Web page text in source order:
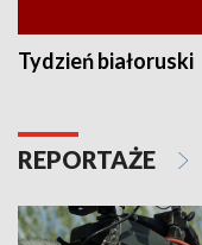
Tydzień białoruski
REPORTAŻE